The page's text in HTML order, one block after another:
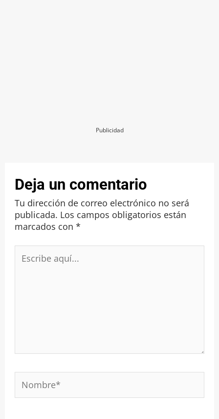
Publicidad
Deja un comentario
Tu dirección de correo electrónico no será
publicada. Los campos obligatorios están
marcados con *
aquí...